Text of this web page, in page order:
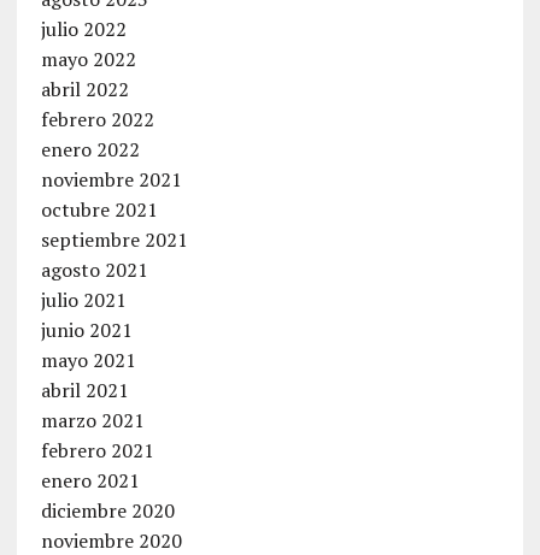
julio 2022
mayo 2022
abril 2022
febrero 2022
enero 2022
noviembre 2021
octubre 2021
septiembre 2021
agosto 2021
julio 2021
junio 2021
mayo 2021
abril 2021
marzo 2021
febrero 2021
enero 2021
diciembre 2020
noviembre 2020